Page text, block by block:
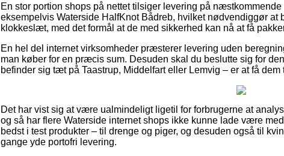
En stor portion shops på nettet tilsiger levering på
eksempelvis Waterside HalfKnot Bådreb, hvilket nødvendiggør at
klokkeslæt, med det formål at de med sikkerhed kan nå at få
En hel del internet virksomheder præsterer levering uden
man køber for en præcis sum. Desuden skal du beslutte sig for
befinder sig tæt på Taastrup, Middelfart eller Lemvig – er at få
Det har vist sig at være ualmindeligt ligetil for forbrugerne at
og så har flere Waterside internet shops ikke kunne lade være
bedst i test produkter – til drenge og piger, og desuden også til
gange yde portofri levering.